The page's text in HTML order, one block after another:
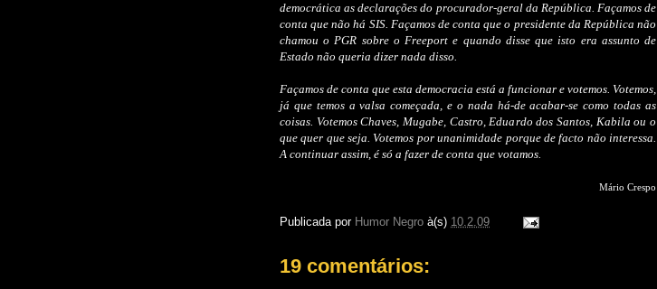
democrática as declarações do procurador-geral da República. Façamos de
conta que não há SIS. Façamos de conta que o presidente da República não
chamou o PGR sobre o Freeport e quando disse que isto era assunto de
Estado não queria dizer nada disso.
Façamos de conta que esta democracia está a funcionar e votemos. Votemos,
já que temos a valsa começada, e o nada há-de acabar-se como todas as
coisas. Votemos Chaves, Mugabe, Castro, Eduardo dos Santos, Kabila ou o
que quer que seja. Votemos por unanimidade porque de facto não interessa.
A continuar assim, é só a fazer de conta que votamos.
Mário Crespo
Publicada por Humor Negro à(s) 10.2.09
19 comentários: